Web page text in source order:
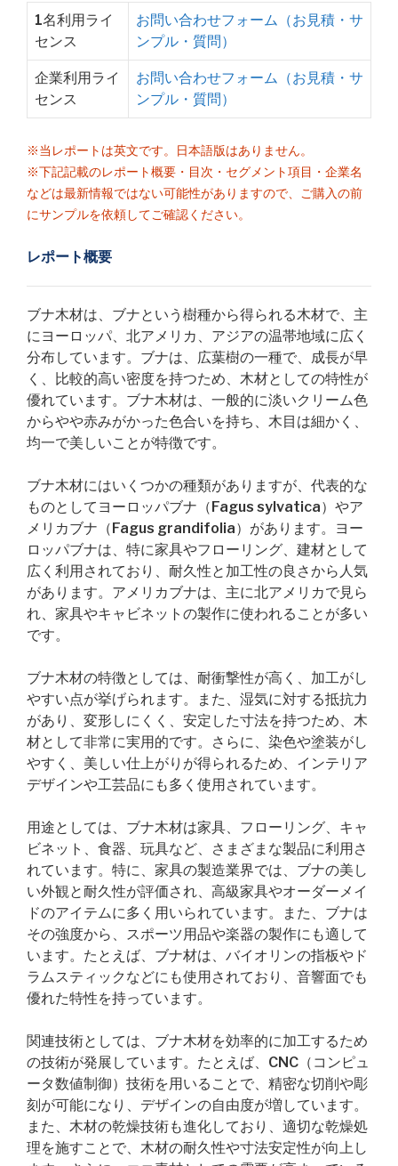
1名利用ライ
センス
お問い合わせフォーム（お見積・サ
ンプル・質問）
企業利用ライ
センス
お問い合わせフォーム（お見積・サ
ンプル・質問）
※当レポートは英文です。日本語版はありません。
※下記記載のレポート概要・目次・セグメント項目・企業名
などは最新情報ではない可能性がありますので、ご購入の前
にサンプルを依頼してご確認ください。
レポート概要
ブナ木材は、ブナという樹種から得られる木材で、主
にヨーロッパ、北アメリカ、アジアの温帯地域に広く
分布しています。ブナは、広葉樹の一種で、成長が早
く、比較的高い密度を持つため、木材としての特性が
優れています。ブナ木材は、一般的に淡いクリーム色
からやや赤みがかった色合いを持ち、木目は細かく、
均一で美しいことが特徴です。
ブナ木材にはいくつかの種類がありますが、代表的な
ものとしてヨーロッパブナ（Fagus sylvatica）やア
メリカブナ（Fagus grandifolia）があります。ヨー
ロッパブナは、特に家具やフローリング、建材として
広く利用されており、耐久性と加工性の良さから人気
があります。アメリカブナは、主に北アメリカで見ら
れ、家具やキャビネットの製作に使われることが多い
です。
ブナ木材の特徴としては、耐衝撃性が高く、加工がし
やすい点が挙げられます。また、湿気に対する抵抗力
があり、変形しにくく、安定した寸法を持つため、木
材として非常に実用的です。さらに、染色や塗装がし
やすく、美しい仕上がりが得られるため、インテリア
デザインや工芸品にも多く使用されています。
用途としては、ブナ木材は家具、フローリング、キャ
ビネット、食器、玩具など、さまざまな製品に利用さ
れています。特に、家具の製造業界では、ブナの美し
い外観と耐久性が評価され、高級家具やオーダーメイ
ドのアイテムに多く用いられています。また、ブナは
その強度から、スポーツ用品や楽器の製作にも適して
います。たとえば、ブナ材は、バイオリンの指板やド
ラムスティックなどにも使用されており、音響面でも
優れた特性を持っています。
関連技術としては、ブナ木材を効率的に加工するため
の技術が発展しています。たとえば、CNC（コンピュ
ータ数値制御）技術を用いることで、精密な切削や彫
刻が可能になり、デザインの自由度が増しています。
また、木材の乾燥技術も進化しており、適切な乾燥処
理を施すことで、木材の耐久性や寸法安定性が向上し